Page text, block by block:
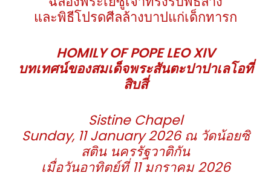
และพิธีโปรดศีลล้างบาปแก่เด็กทารก
HOMILY OF POPE LEO XIV
บทเทศน์ของสมเด็จพระสันตะปาปาเลโอที่
สิบสี่
Sistine Chapel
Sunday, 11 January 2026ณ วัดน้อยซิ
สติน นครรัฐวาติกัน
เมื่อวันอาทิตย์ที่ 11 มกราคม 2026